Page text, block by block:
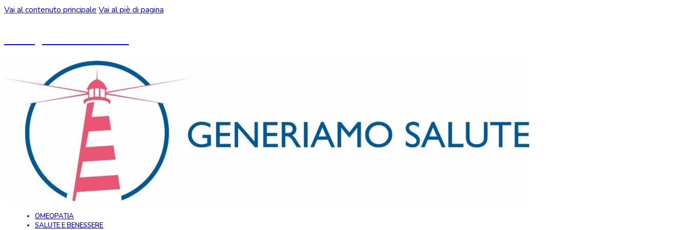
Vai al contenuto principale Vai al piè di pagina
OMEOPATIA
SALUTE E BENESSERE